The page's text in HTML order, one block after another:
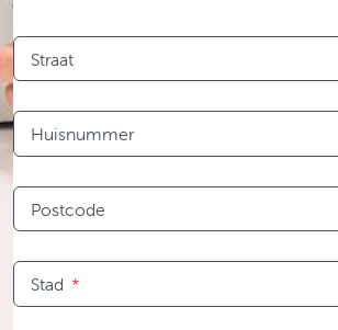
Straat
Huisnummer
Postcode
Stad *